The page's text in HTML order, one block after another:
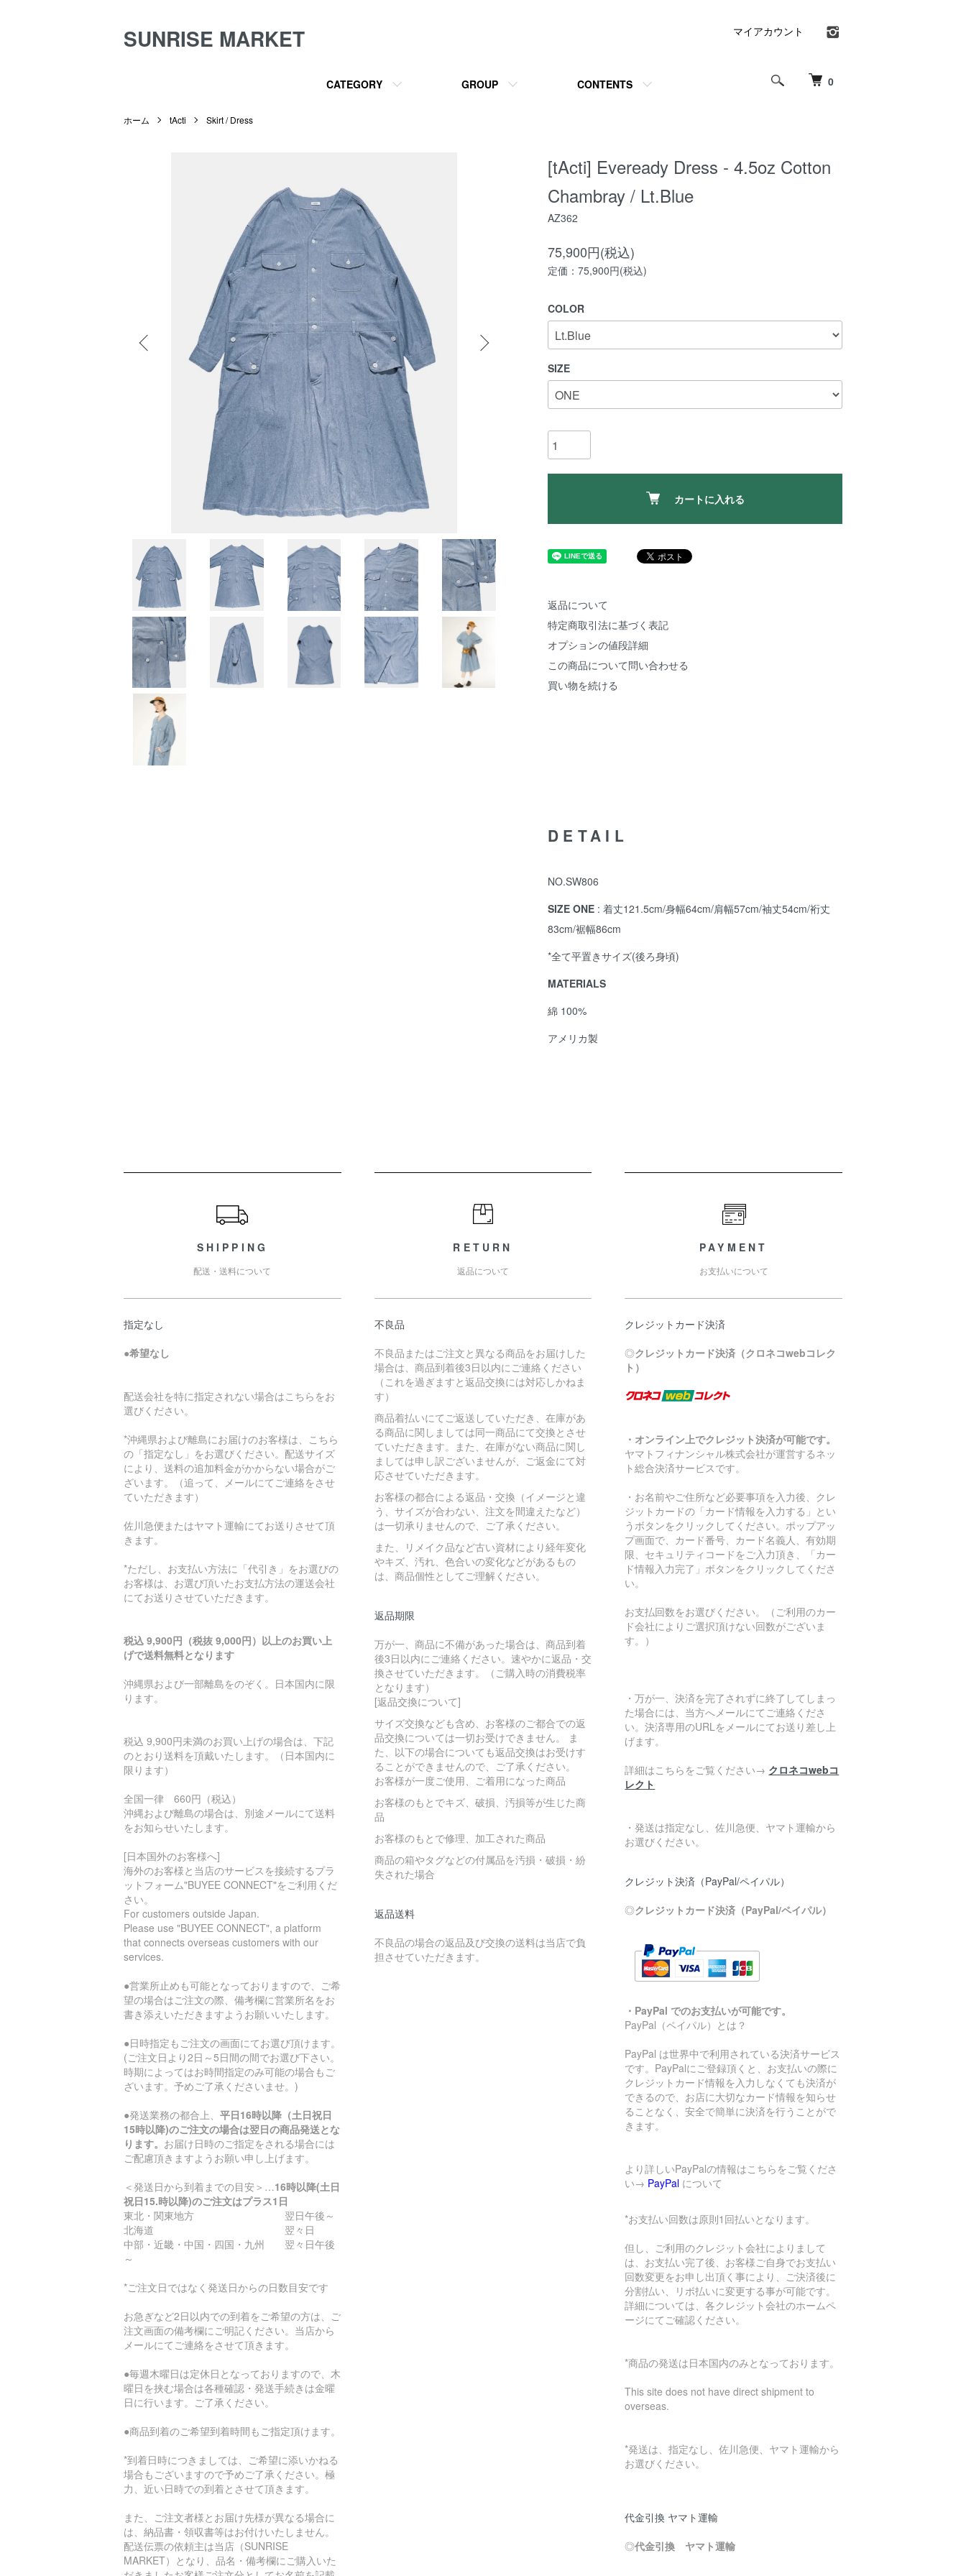
SUNRISE MARKET
0
CATEGORY GROUP CONTENTS
マイアカウント
ホーム tActi Skirt / Dress
[tActi] Eveready Dress - 4.5oz Cotton
Chambray / Lt.Blue
AZ362
75,900円(税込)
定価：75,900円(税込)
COLOR
SIZE
カートに入れる
返品について
特定商取引法に基づく表記
オプションの値段詳細
この商品について問い合わせる
買い物を続ける
DETAIL
NO.SW806
SIZE ONE : 着丈121.5cm/身幅64cm/肩幅57cm/袖丈54cm/裄丈
83cm/裾幅86cm
*全て平置きサイズ(後ろ身頃)
MATERIALS
綿 100%
アメリカ製
SHIPPING
配送・送料について
指定なし
●希望なし
配送会社を特に指定されない場合はこちらをお
選びください。
*沖縄県および離島にお届けのお客様は、こちら
の「指定なし」をお選びください。配送サイズ
により、送料の追加料金がかからない場合がご
ざいます。（追って、メールにてご連絡をさせ
ていただきます）
佐川急便またはヤマト運輸にてお送りさせて頂
きます。
*ただし、お支払い方法に「代引き」をお選びの
お客様は、お選び頂いたお支払方法の運送会社
にてお送りさせていただきます。
税込 9,900円（税抜 9,000円）以上のお買い上
げで送料無料となります
沖縄県および一部離島をのぞく。日本国内に限
ります。
税込 9,900円未満のお買い上げの場合は、下記
のとおり送料を頂戴いたします。（日本国内に
限ります）
全国一律 660円（税込）
沖縄および離島の場合は、別途メールにて送料
をお知らせいたします。
[日本国外のお客様へ]
海外のお客様と当店のサービスを接続するプラ
ットフォーム"BUYEE CONNECT"をご利用くだ
さい。
For customers outside Japan.
Please use "BUYEE CONNECT", a platform
that connects overseas customers with our
services.
●営業所止めも可能となっておりますので、ご希
望の場合はご注文の際、備考欄に営業所名をお
書き添えいただきますようお願いいたします。
●日時指定もご注文の画面にてお選び頂けます。
(ご注文日より2日～5日間の間でお選び下さい。
時期によってはお時間指定のみ可能の場合もご
ざいます。予めご了承くださいませ。)
●発送業務の都合上、 平日16時以降（土日祝日
15時以降)のご注文の場合は翌日の商品発送とな
ります。 お届け日時のご指定をされる場合には
ご配慮頂きますようお願い申し上げます。
＜発送日から到着までの目安＞…16時以降(土日
祝日15.時以降)のご注文はプラス1日
東北・関東地方 翌日午後～
北海道 翌々日
中部・近畿・中国・四国・九州 翌々日午後
～
*ご注文日ではなく発送日からの日数目安です
お急ぎなど2日以内での到着をご希望の方は、ご
注文画面の備考欄にご明記ください。当店から
メールにてご連絡をさせて頂きます。
●毎週木曜日は定休日となっておりますので、木
曜日を挟む場合は各種確認・発送手続きは金曜
日に行います。ご了承ください。
●商品到着のご希望到着時間もご指定頂けます。
*到着日時につきましては、ご希望に添いかねる
場合もございますので予めご了承ください。極
力、近い日時での到着とさせて頂きます。
また、ご注文者様とお届け先様が異なる場合に
は、納品書・領収書等はお付けいたしません。
配送伝票の依頼主は当店（SUNRISE
MARKET）となり、品名・備考欄にご購入いた
RETURN
返品について
不良品
不良品またはご注文と異なる商品をお届けした
場合は、商品到着後3日以内にご連絡ください
（これを過ぎますと返品交換には対応しかねま
す）
商品着払いにてご返送していただき、在庫があ
る商品に関しましては同一商品にて交換とさせ
ていただきます。また、在庫がない商品に関し
ましては申し訳ございませんが、ご返金にて対
応させていただきます。
お客様の都合による返品・交換（イメージと違
う、サイズが合わない、注文を間違えたなど）
は一切承りませんので、ご了承ください。
また、リメイク品など古い資材により経年変化
やキズ、汚れ、色合いの変化などがあるもの
は、商品個性としてご理解ください。
返品期限
万が一、商品に不備があった場合は、商品到着
後3日以内にご連絡ください。速やかに返品・交
換させていただきます。（ご購入時の消費税率
となります）
[返品交換について]
サイズ交換なども含め、お客様のご都合での返
品交換については一切お受けできません。 ま
た、以下の場合についても返品交換はお受けす
ることができませんので、ご了承ください。
お客様が一度ご使用、ご着用になった商品
お客様のもとでキズ、破損、汚損等が生じた商
品
お客様のもとで修理、加工された商品
商品の箱やタグなどの付属品を汚損・破損・紛
失された場合
返品送料
不良品の場合の返品及び交換の送料は当店で負
担させていただきます。
PAYMENT
お支払いについて
クレジットカード決済
◎クレジットカード決済（クロネコwebコレク
ト）
・オンライン上でクレジット決済が可能です。
ヤマトフィナンシャル株式会社が運営するネッ
ト総合決済サービスです。
・お名前やご住所など必要事項を入力後、クレ
ジットカードの「カード情報を入力する」とい
うボタンをクリックしてください。ポップアッ
プ画面で、カード番号、カード名義人、有効期
限、セキュリティコードをご入力頂き、「カー
ド情報入力完了」ボタンをクリックしてくださ
い。
お支払回数をお選びください。（ご利用のカー
ド会社によりご選択頂けない回数がございま
す。）
・万が一、決済を完了されずに終了してしまっ
た場合には、当方へメールにてご連絡くださ
い。決済専用のURLをメールにてお送り差し上
げます。
詳細はこちらをご覧ください→ クロネコwebコ
レクト
・発送は指定なし、佐川急便、ヤマト運輸から
お選びください。
クレジット決済（PayPal/ペイパル）
◎クレジットカード決済（PayPal/ペイパル）
・PayPal でのお支払いが可能です。
PayPal（ペイパル）とは？
PayPal は世界中で利用されている決済サービス
です。PayPalにご登録頂くと、お支払いの際に
クレジットカード情報を入力しなくても決済が
できるので、お店に大切なカード情報を知らせ
ることなく、安全で簡単に決済を行うことがで
きます。
より詳しいPayPalの情報はこちらをご覧くださ
い→ PayPal について
*お支払い回数は原則1回払いとなります。
但し、ご利用のクレジット会社によりまして
は、お支払い完了後、お客様ご自身でお支払い
回数変更をお申し出頂く事により、ご決済後に
分割払い、リボ払いに変更する事が可能です。
詳細については、各クレジット会社のホームペ
ージにてご確認ください。
*商品の発送は日本国内のみとなっております。
This site does not have direct shipment to
overseas.
*発送は、指定なし、佐川急便、ヤマト運輸から
お選びください。
代金引換 ヤマト運輸
◎代金引換 ヤマト運輸